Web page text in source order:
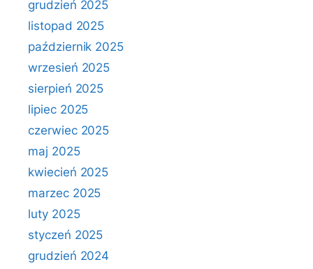
grudzień 2025
listopad 2025
październik 2025
wrzesień 2025
sierpień 2025
lipiec 2025
czerwiec 2025
maj 2025
kwiecień 2025
marzec 2025
luty 2025
styczeń 2025
grudzień 2024